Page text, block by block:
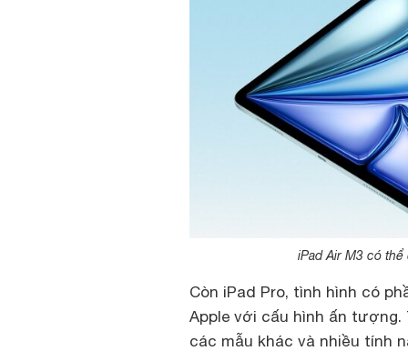
iPad Air M3 có
Còn iPad Pro, tình hình có
Apple với cấu hình ấn tượng.
các mẫu khác và nhiều tính